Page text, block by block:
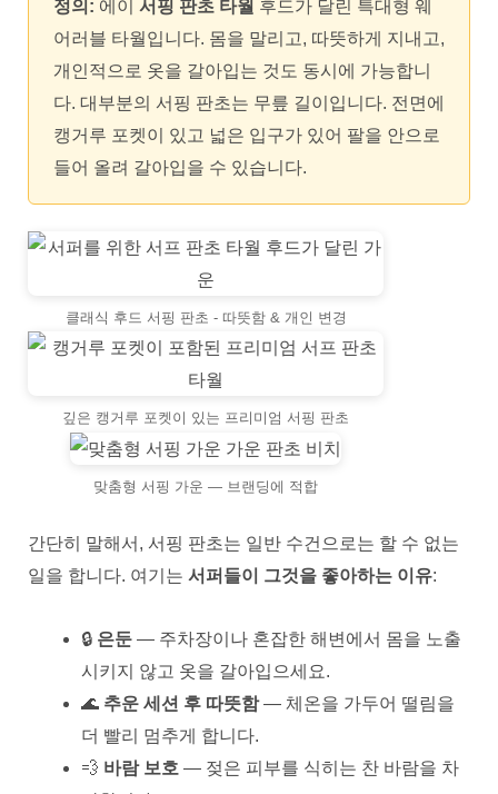
정의: 에이 서핑 판초 타월 후드가 달린 특대형 웨
어러블 타월입니다. 몸을 말리고, 따뜻하게 지내고,
개인적으로 옷을 갈아입는 것도 동시에 가능합니
다. 대부분의 서핑 판초는 무릎 길이입니다. 전면에
캥거루 포켓이 있고 넓은 입구가 있어 팔을 안으로
들어 올려 갈아입을 수 있습니다.
클래식 후드 서핑 판초 - 따뜻함 & 개인 변경
깊은 캥거루 포켓이 있는 프리미엄 서핑 판초
맞춤형 서핑 가운 — 브랜딩에 적합
간단히 말해서, 서핑 판초는 일반 수건으로는 할 수 없는
일을 합니다. 여기는 서퍼들이 그것을 좋아하는 이유:
🔒 은둔 — 주차장이나 혼잡한 해변에서 몸을 노출
시키지 않고 옷을 갈아입으세요.
🌊 추운 세션 후 따뜻함— 체온을 가두어 떨림을
더 빨리 멈추게 합니다.
💨 바람 보호 — 젖은 피부를 식히는 찬 바람을 차